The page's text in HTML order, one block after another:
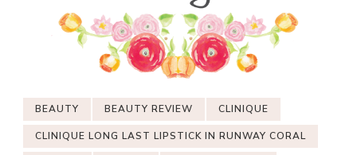
BEAUTY BEAUTY REVIEW CLINIQUE
CLINIQUE LONG LAST LIPSTICK IN RUNWAY CORAL